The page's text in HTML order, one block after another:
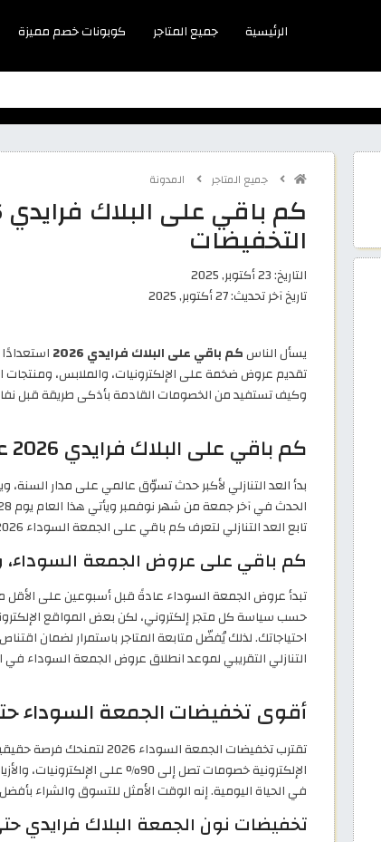
الرئيسية جميع المتاجر كوبونات خصم مميزة
جميع المتاجر المدونة
التخفيضات
التاريخ:23 أكتوبر, 2025
تاريخ آخر تحديث:27 أكتوبر, 2025
يسأل الناسكم باقي على البلاك فرايدي 2026
تقديم عروض ضخمة على الإلكترونيات، والملابس، ومنتجات
وكيف تستفيد من الخصومات القادمة بأذكى طريقة قبل
كم باقي على البلاك فرايدي 2026 عد تنازلي؟
بدأ العد التنازلي لأكبر حدث تسوّق عالمي على مدار
تابع العد التنازلي لتعرف كم باقي على الجمعة السوداء 2026.
كم باقي على عروض الجمعة السوداء،
تبدأ عروض الجمعة السوداء عادةً قبل أسبوعين على الأقل
حسب سياسة كل متجر إلكتروني، لكن بعض المواقع
احتياجاتك. لذلك يُفضّل متابعة المتاجر باستمرار لضمان
التنازلي التقريبي لموعد انطلاق عروض الجمعة السوداء في
أقوى تخفيضات الجمعة السوداء حتى 90% في متاجر
تقترب تخفيضات الجمعة
الإلكترونية خصومات تصل إلى 90%
في الحياة اليومية. إنه الوقت الأمثل للتسوق والشراء
تخفيضات نون الجمعة البلاك فرايدي حتى 75% على الأزياء